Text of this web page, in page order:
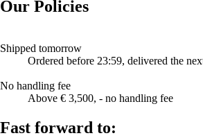
Our Policies
Shipped tomorrow
Ordered before 23:59, delivered the
No handling fee
Above € 3,500, - no handling fee
Fast forward to: